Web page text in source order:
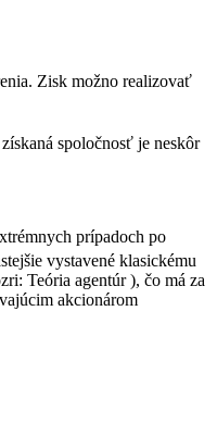
Zisk možno realizovať
spoločnosť je neskôr
prípadoch po
vystavené klasickému
Teória agentúr ), čo má za
akcionárom